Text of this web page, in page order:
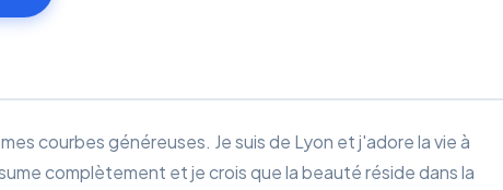
courbes généreuses. Je suis de Lyon et j'adore la vie à
complètement et je crois que la beauté réside dans la